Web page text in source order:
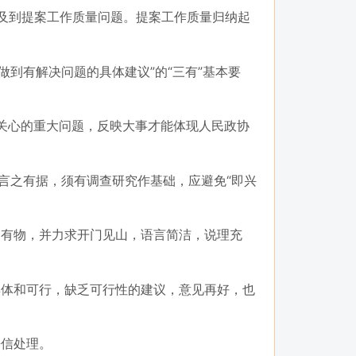
提案工作质量问题。提案工作质量归纳起
有解决问题的具体建议”的“三有”基本要
的重大问题，反映大事才能体现人民政协
有据，须有调查研究作基础，应避免“即兴
，并力求开门见山，语言简洁，说理充
可行，缺乏可行性的建议，意见再好，也
处理。